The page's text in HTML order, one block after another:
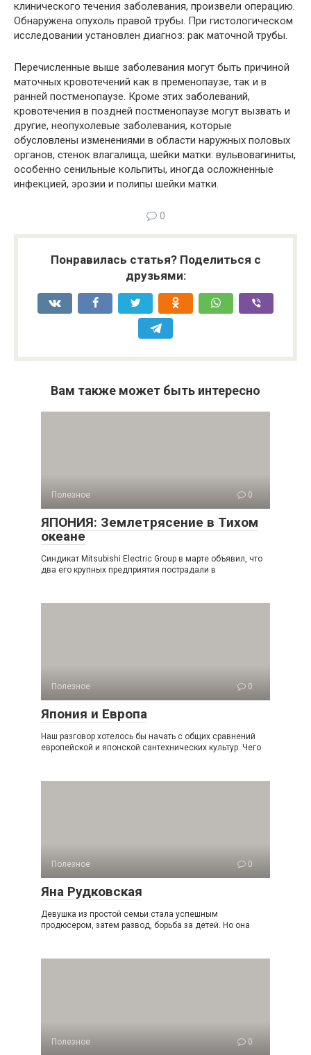
клинического течения заболевания, произвели операцию.
Обнаружена опухоль правой трубы. При гистологическом
исследовании установлен диагноз: рак маточной трубы.
Перечисленные выше заболевания могут быть причиной
маточных кровотечений как в пременопаузе, так и в
ранней постменопаузе. Кроме этих заболеваний,
кровотечения в поздней постменопаузе могут вызвать и
другие, неопухолевые заболевания, которые
обусловлены изменениями в области наружных половых
органов, стенок влагалища, шейки матки: вульвовагиниты,
особенно сенильные кольпиты, иногда осложненные
инфекцией, эрозии и полипы шейки матки.
0
Понравилась статья? Поделиться с
друзьями:
Вам также может быть интересно
Полезное 0
ЯПОНИЯ: Землетрясение в Тихом
океане
Синдикат Mitsubishi Electric Group в марте объявил, что
два его крупных предприятия пострадали в
Полезное 0
Япония и Европа
Наш разговор хотелось бы начать с общих сравнений
европейской и японской сантехнических культур. Чего
Полезное 0
Яна Рудковская
Девушка из простой семьи стала успешным
продюсером, затем развод, борьба за детей. Но она
Полезное 0